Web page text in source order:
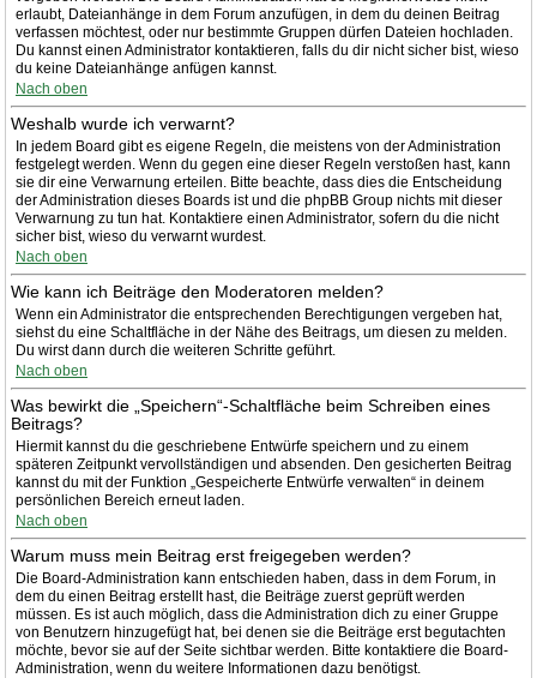
erlaubt, Dateianhänge in dem Forum anzufügen, in dem du deinen Beitrag
verfassen möchtest, oder nur bestimmte Gruppen dürfen Dateien hochladen.
Du kannst einen Administrator kontaktieren, falls du dir nicht sicher bist, wieso
du keine Dateianhänge anfügen kannst.
Nach oben
Weshalb wurde ich verwarnt?
In jedem Board gibt es eigene Regeln, die meistens von der Administration
festgelegt werden. Wenn du gegen eine dieser Regeln verstoßen hast, kann
sie dir eine Verwarnung erteilen. Bitte beachte, dass dies die Entscheidung
der Administration dieses Boards ist und die phpBB Group nichts mit dieser
Verwarnung zu tun hat. Kontaktiere einen Administrator, sofern du die nicht
sicher bist, wieso du verwarnt wurdest.
Nach oben
Wie kann ich Beiträge den Moderatoren melden?
Wenn ein Administrator die entsprechenden Berechtigungen vergeben hat,
siehst du eine Schaltfläche in der Nähe des Beitrags, um diesen zu melden.
Du wirst dann durch die weiteren Schritte geführt.
Nach oben
Was bewirkt die „Speichern“-Schaltfläche beim Schreiben eines
Beitrags?
Hiermit kannst du die geschriebene Entwürfe speichern und zu einem
späteren Zeitpunkt vervollständigen und absenden. Den gesicherten Beitrag
kannst du mit der Funktion „Gespeicherte Entwürfe verwalten“ in deinem
persönlichen Bereich erneut laden.
Nach oben
Warum muss mein Beitrag erst freigegeben werden?
Die Board-Administration kann entschieden haben, dass in dem Forum, in
dem du einen Beitrag erstellt hast, die Beiträge zuerst geprüft werden
müssen. Es ist auch möglich, dass die Administration dich zu einer Gruppe
von Benutzern hinzugefügt hat, bei denen sie die Beiträge erst begutachten
möchte, bevor sie auf der Seite sichtbar werden. Bitte kontaktiere die Board-
Administration, wenn du weitere Informationen dazu benötigst.